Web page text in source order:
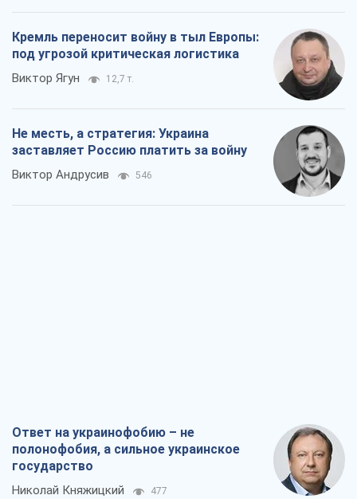
Кремль переносит войну в тыл Европы:
под угрозой критическая логистика
Виктор Ягун 12,7 т.
Не месть, а стратегия: Украина
заставляет Россию платить за войну
Виктор Андрусив 546
Ответ на украинофобию – не
полонофобия, а сильное украинское
государство
Николай Княжицкий 477